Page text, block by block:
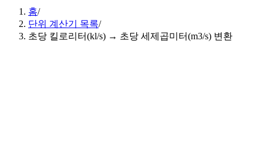
홈/
단위 계산기 목록/
초당 킬로리터(kl/s) → 초당 세제곱미터(m3/s) 변환